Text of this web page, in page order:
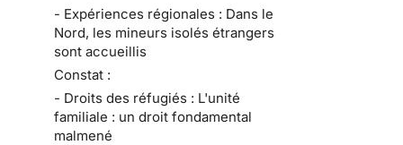
- Expériences régionales : Dans le
Nord, les mineurs isolés étrangers
sont accueillis
Constat :
- Droits des réfugiés : L'unité
familiale : un droit fondamental
malmené